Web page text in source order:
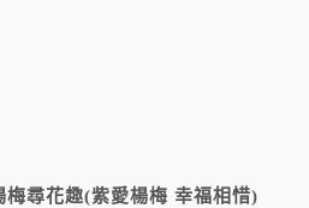
尋花趣(紫愛楊梅 幸福相惜)